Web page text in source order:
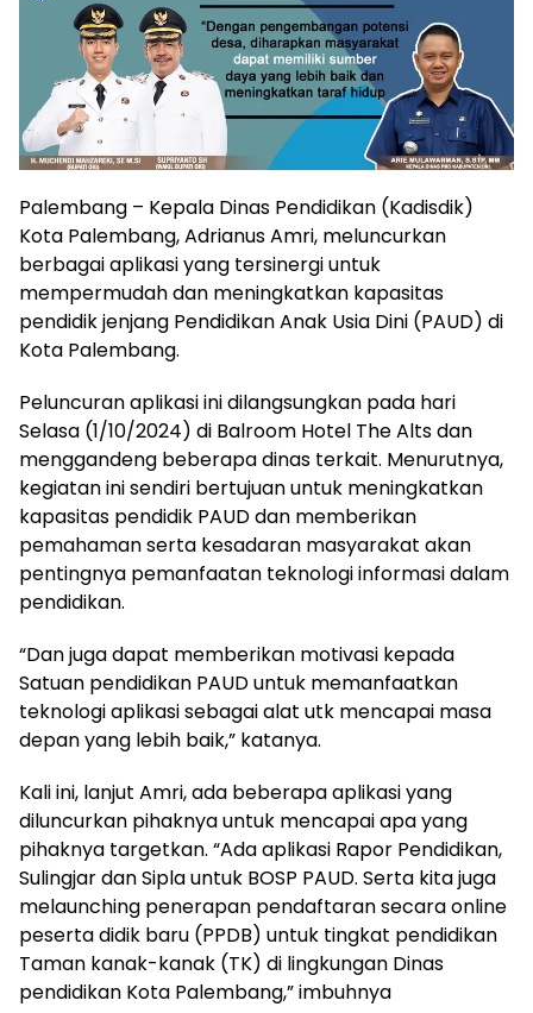
Palembang – Kepala Dinas Pendidikan (Kadisdik)
Kota Palembang, Adrianus Amri, meluncurkan
berbagai aplikasi yang tersinergi untuk
mempermudah dan meningkatkan kapasitas
pendidik jenjang Pendidikan Anak Usia Dini (PAUD) di
Kota Palembang.
Peluncuran aplikasi ini dilangsungkan pada hari
Selasa (1/10/2024) di Balroom Hotel The Alts dan
menggandeng beberapa dinas terkait. Menurutnya,
kegiatan ini sendiri bertujuan untuk meningkatkan
kapasitas pendidik PAUD dan memberikan
pemahaman serta kesadaran masyarakat akan
pentingnya pemanfaatan teknologi informasi dalam
pendidikan.
“Dan juga dapat memberikan motivasi kepada
Satuan pendidikan PAUD untuk memanfaatkan
teknologi aplikasi sebagai alat utk mencapai masa
depan yang lebih baik,” katanya.
Kali ini, lanjut Amri, ada beberapa aplikasi yang
diluncurkan pihaknya untuk mencapai apa yang
pihaknya targetkan. “Ada aplikasi Rapor Pendidikan,
Sulingjar dan Sipla untuk BOSP PAUD. Serta kita juga
melaunching penerapan pendaftaran secara online
peserta didik baru (PPDB) untuk tingkat pendidikan
Taman kanak-kanak (TK) di lingkungan Dinas
pendidikan Kota Palembang,” imbuhnya